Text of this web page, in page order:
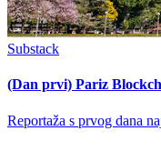
Substack
(Dan prvi) Pariz
Reportaža s prvog dana